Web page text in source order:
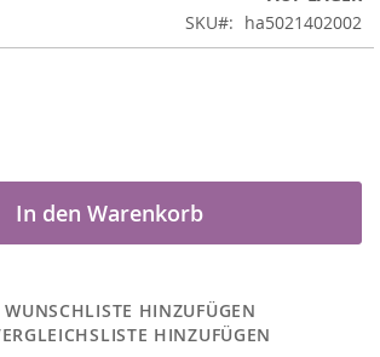
SKU
ha5021402002
In den Warenkorb
WUNSCHLISTE HINZUFÜGEN
HINZUFÜGEN